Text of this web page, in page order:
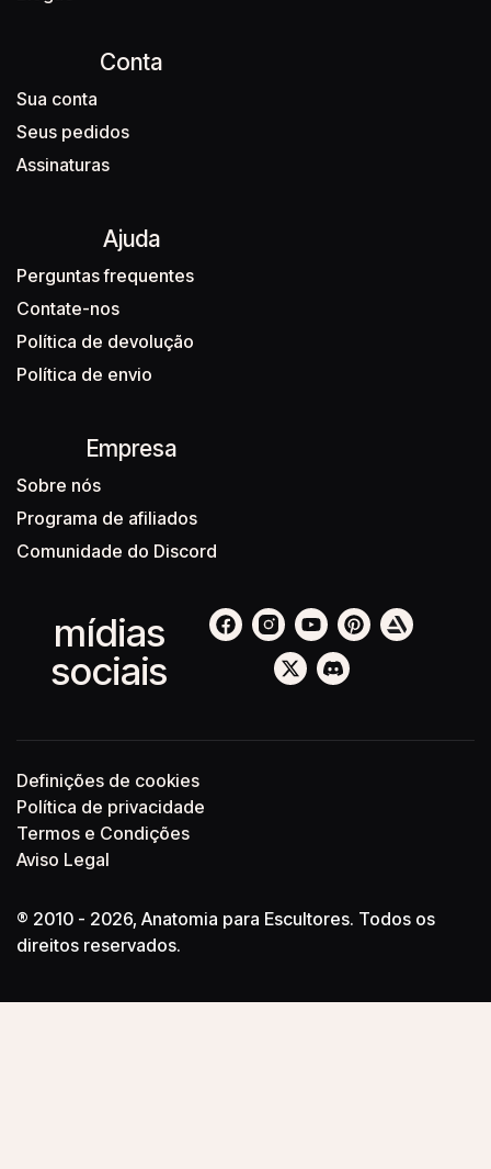
mídias
sociais
Empresa
Sobre nós
Programa de afiliados
Comunidade do Discord
Ajuda
Perguntas frequentes
Contate-nos
Política de devolução
Política de envio
Conta
Sua conta
Seus pedidos
Assinaturas
® 2010 - 2026, Anatomia para Escultores. Todos os
direitos reservados.
Aviso Legal
Termos e Condições
Política de privacidade
Definições de cookies